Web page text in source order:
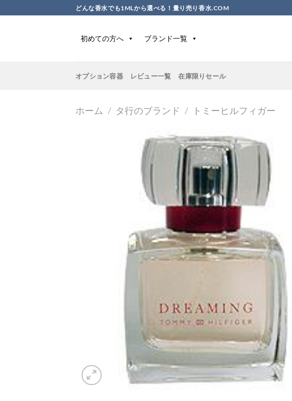
to
どんな香水でも1MLから選べる！量り売り香水.COM
初めての方へ ブランド一覧
オプション容器 レビュー一覧 在庫限りセール
ホーム / タ行のブランド / トミーヒルフィガー